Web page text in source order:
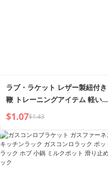
ラブ・ラケット レザー製紐付き
鞭 トレーニングアイテム 軽い犬
用打棒
$1.07$1.43